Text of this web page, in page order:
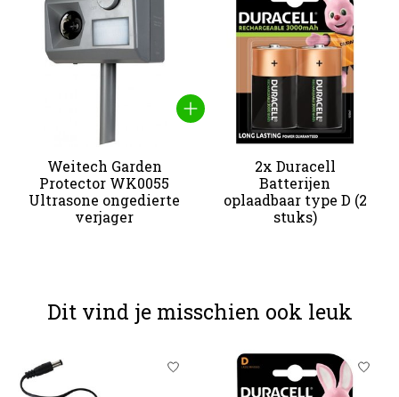
Weitech Garden
Protector WK0055
Ultrasone ongedierte
verjager
2x Duracell
Batterijen
oplaadbaar type D (2
stuks)
Dit vind je misschien ook leuk
Items van productcarrousel